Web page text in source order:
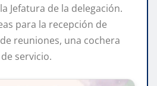
Jefatura de la delegación.
para la recepción de
reuniones, una cochera
servicio.